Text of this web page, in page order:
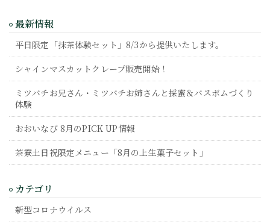
最新情報
平日限定「抹茶体験セット」8/3から提供いたします。
シャインマスカットクレープ販売開始！
ミツバチお兄さん・ミツバチお姉さんと採蜜＆バスボムづくり
体験
おおいなび 8月のPICK UP情報
茶寮土日祝限定メニュー「8月の上生菓子セット」
カテゴリ
新型コロナウイルス